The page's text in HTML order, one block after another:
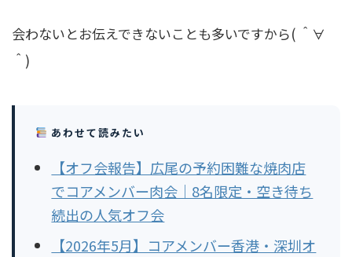
会わないとお伝えできないことも多いですから( ＾∀
＾)
あわせて読みたい
【オフ会報告】広尾の予約困難な焼肉店
でコアメンバー肉会｜8名限定・空き待ち
続出の人気オフ会
【2026年5月】コアメンバー香港・深圳オ